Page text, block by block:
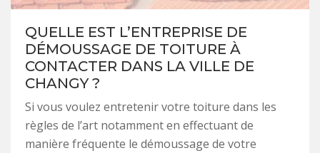
QUELLE EST L’ENTREPRISE DE
DÉMOUSSAGE DE TOITURE À
CONTACTER DANS LA VILLE DE
CHANGY ?
Si vous voulez entretenir votre toiture dans les
règles de l’art notamment en effectuant de
manière fréquente le démoussage de votre